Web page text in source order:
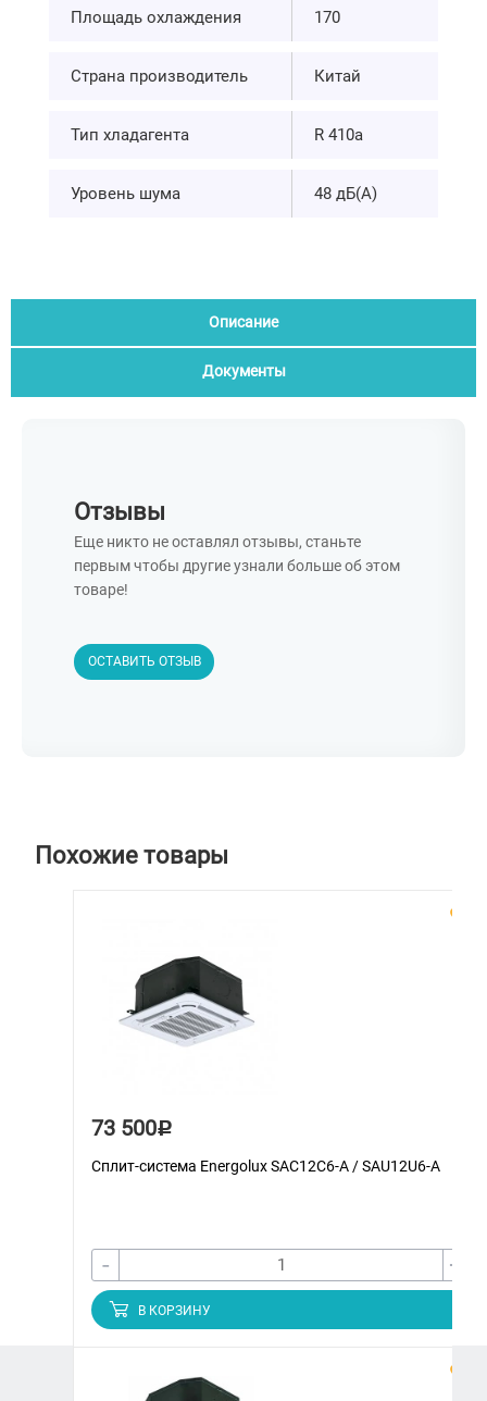
Площадь охлаждения 170
Страна производитель Китай
Тип хладагента R 410а
Уровень шума 48 дБ(А)
Описание
Документы
Отзывы
Еще никто не оставлял отзывы, станьте
первым чтобы другие узнали больше об этом
товаре!
ОСТАВИТЬ ОТЗЫВ
Похожие товары
73 500Р
Сплит-система Energolux SAС12С6-A / SAU12U6-A
- +
В КОРЗИНУ